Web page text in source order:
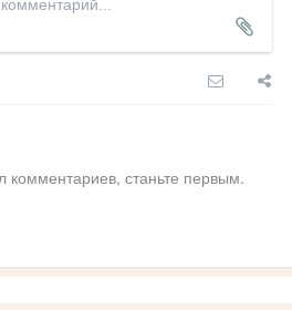
комментариев, станьте первым.